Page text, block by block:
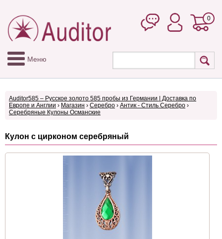
0
Меню
Auditor585 – Русское золото 585 пробы из Германии | Доставка по
Европе и Англии › Магазин › Серебро › Антик - Стиль Серебро ›
Серебряные Кулоны Османские
Кулон с цирконом серебряный